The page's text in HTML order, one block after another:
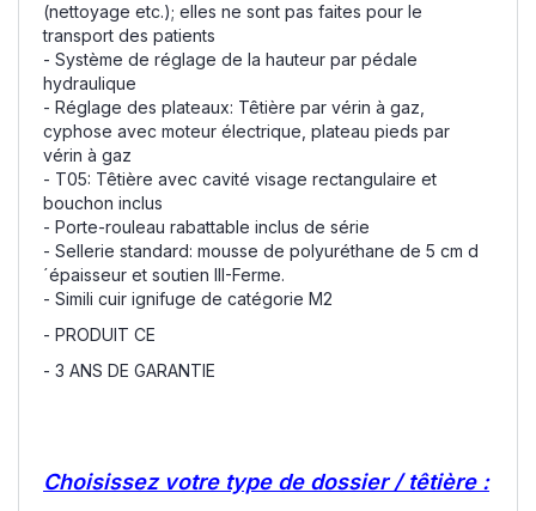
(nettoyage etc.); elles ne sont pas faites pour le
transport des patients
- Système de réglage de la hauteur par pédale
hydraulique
- Réglage des plateaux: Têtière par vérin à gaz,
cyphose avec moteur électrique, plateau pieds par
vérin à gaz
- T05: Têtière avec cavité visage rectangulaire et
bouchon inclus
- Porte-rouleau rabattable inclus de série
- Sellerie standard: mousse de polyuréthane de 5 cm d
´épaisseur et soutien III-Ferme.
- Simili cuir ignifuge de catégorie M2
- PRODUIT CE
- 3 ANS DE GARANTIE
Choisissez votre type de dossier / têtière :